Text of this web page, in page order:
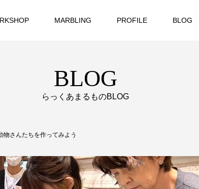
MARBLING PROFILE BLOG
BLOG
らっくあまるものBLOG
さんたちを作ってみよう